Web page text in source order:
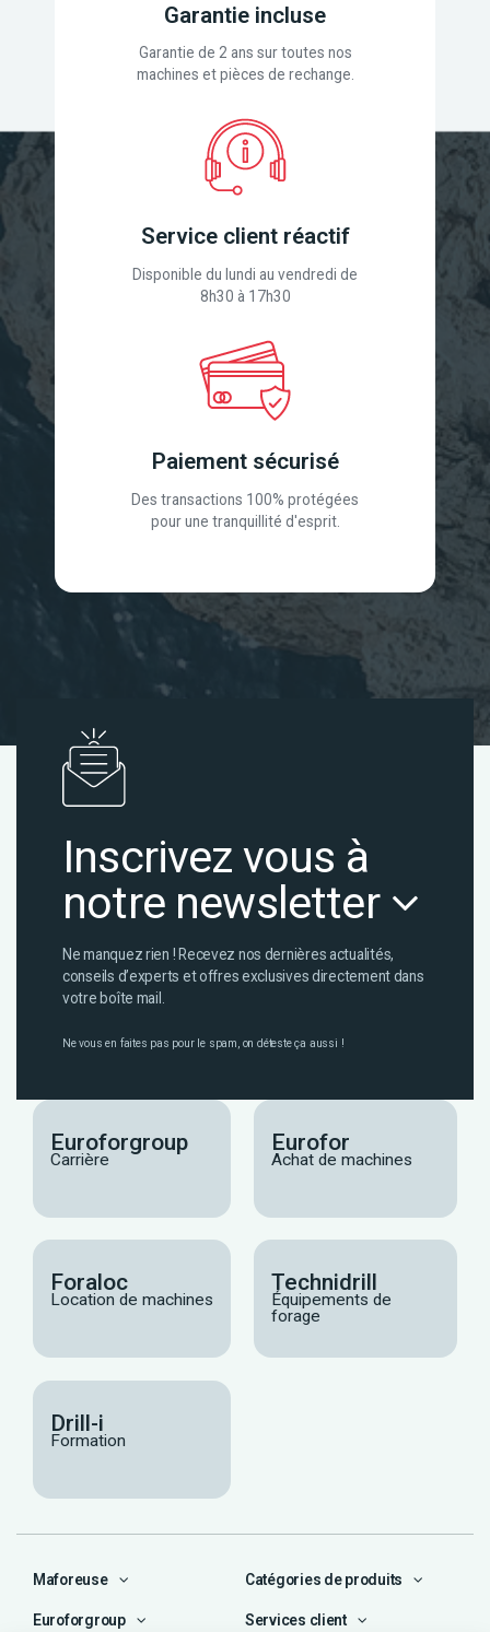
Garantie incluse
Garantie de 2 ans sur toutes nos
machines et pièces de rechange.
Service client réactif
Disponible du lundi au vendredi de
8h30 à 17h30
Paiement sécurisé
Des transactions 100% protégées
pour une tranquillité d'esprit.
Inscrivez vous à
notre newsletter
Ne manquez rien ! Recevez nos dernières actualités,
conseils d’experts et offres exclusives directement dans
votre boîte mail.
Ne vous en faites pas pour le spam, on déteste ça aussi !
Euroforgroup
Carrière
Eurofor
Achat de machines
Foraloc
Location de machines
Technidrill
Équipements de
forage
Drill-i
Formation
Maforeuse Catégories de produits
Euroforgroup Services client